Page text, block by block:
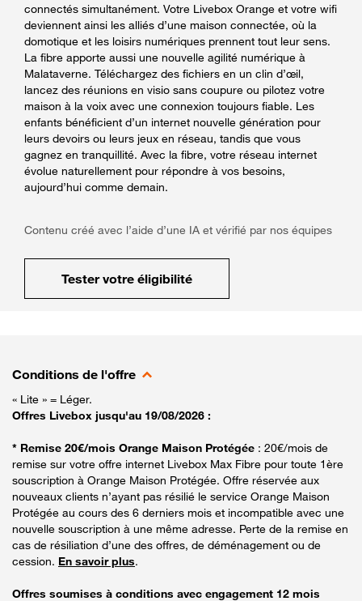
connectés simultanément. Votre Livebox Orange et votre wifi
deviennent ainsi les alliés d’une maison connectée, où la
domotique et les loisirs numériques prennent tout leur sens.
La fibre apporte aussi une nouvelle agilité numérique à
Malataverne. Téléchargez des fichiers en un clin d’œil,
lancez des réunions en visio sans coupure ou pilotez votre
maison à la voix avec une connexion toujours fiable. Les
enfants bénéficient d’un internet nouvelle génération pour
leurs devoirs ou leurs jeux en réseau, tandis que vous
gagnez en tranquillité. Avec la fibre, votre réseau internet
évolue naturellement pour répondre à vos besoins,
aujourd’hui comme demain.
Contenu créé avec l’aide d’une IA et vérifié par nos équipes
Tester votre éligibilité
Conditions de l'offre
« Lite » = Léger.
Offres Livebox jusqu'au 19/08/2026 :
* Remise 20€/mois Orange Maison Protégée : 20€/mois de
remise sur votre offre internet Livebox Max Fibre pour toute 1ère
souscription à Orange Maison Protégée. Offre réservée aux
nouveaux clients n’ayant pas résilié le service Orange Maison
Protégée au cours des 6 derniers mois et incompatible avec une
nouvelle souscription à une même adresse. Perte de la remise en
cas de résiliation d’une des offres, de déménagement ou de
cession. En savoir plus.
Offres soumises à conditions avec engagement 12 mois